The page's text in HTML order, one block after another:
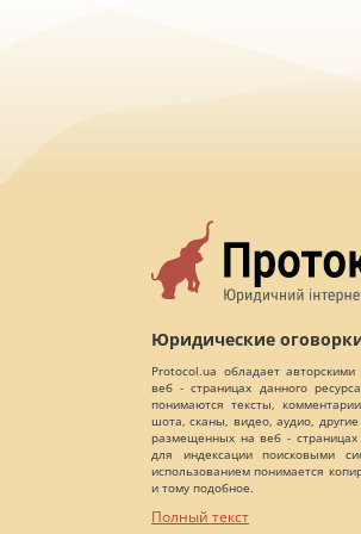
Юридические
Protocol.ua обладает
веб - страницах данного
понимаются тексты,
шота, сканы, видео, аудио,
размещенных на веб - страницах
для индексации поисковыми
использованием понимается
и тому подобное.
Полный текст